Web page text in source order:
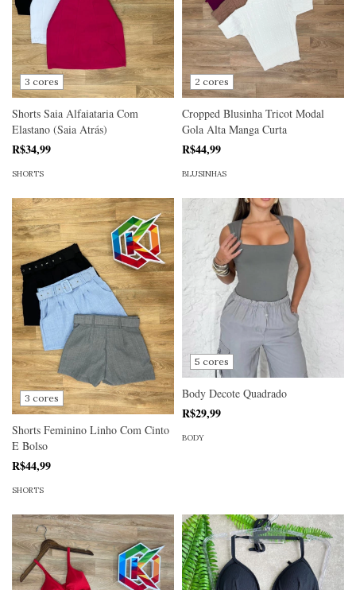
3 cores
Shorts Saia Alfaiataria Com
Elastano (Saia Atrás)
R$34,99
SHORTS
2 cores
Cropped Blusinha Tricot Modal
Gola Alta Manga Curta
R$44,99
BLUSINHAS
3 cores
Shorts Feminino Linho Com Cinto
E Bolso
R$44,99
SHORTS
5 cores
Body Decote Quadrado
R$29,99
BODY